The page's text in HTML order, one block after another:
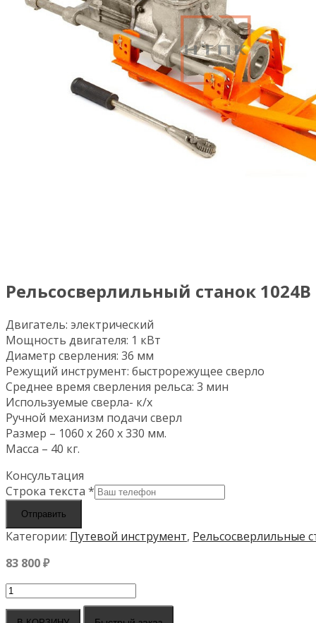
Рельсосверлильный станок 1024В
Двигатель: электрический
Мощность двигателя: 1 кВт
Диаметр сверления: 36 мм
Режущий инструмент: быстрорежущее сверло
Среднее время сверления рельса: 3 мин
Используемые сверла- к/х
Ручной механизм подачи сверл
Размер – 1060 х 260 х 330 мм.
Масса – 40 кг.
Консультация
Строка текста *
Отправить
Категории: Путевой инструмент, Рельсосверлильные
83 800₽
Количество